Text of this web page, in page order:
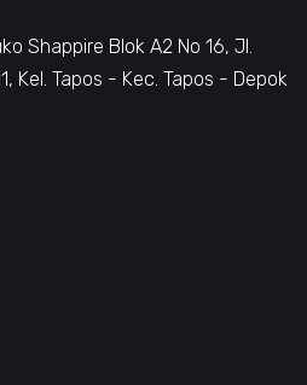
Shappire Blok A2 No 16, Jl.
Kel. Tapos - Kec. Tapos - Depok